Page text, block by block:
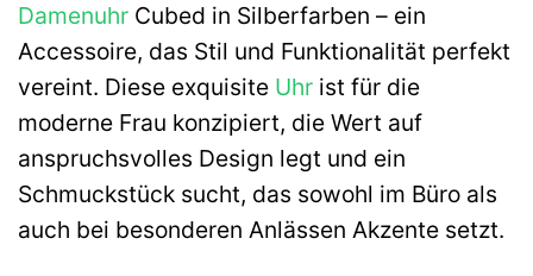
Damenuhr Cubed in Silberfarben – ein
Accessoire, das Stil und Funktionalität perfekt
vereint. Diese exquisite Uhr ist für die
moderne Frau konzipiert, die Wert auf
anspruchsvolles Design legt und ein
Schmuckstück sucht, das sowohl im Büro als
auch bei besonderen Anlässen Akzente setzt.